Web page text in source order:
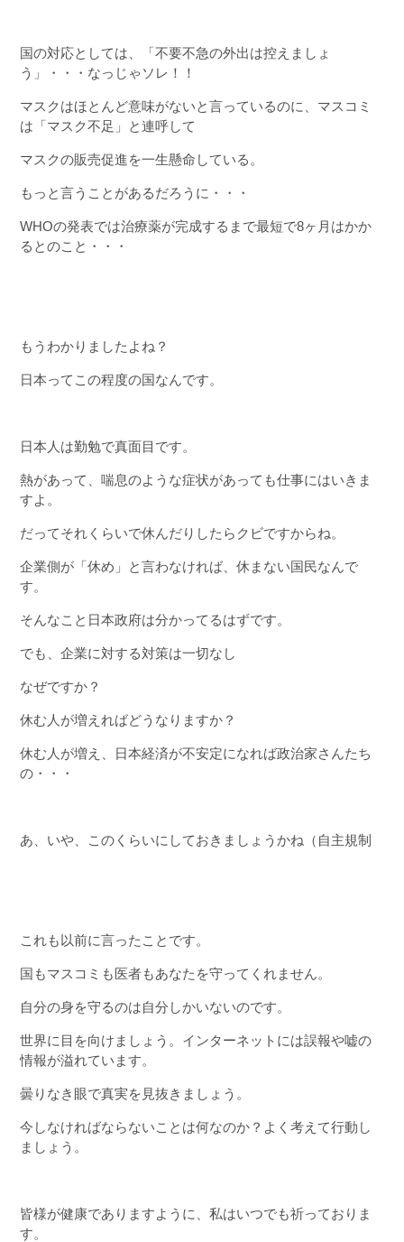
国の対応としては、「不要不急の外出は控えましょ
う」・・・なっじゃソレ！！
マスクはほとんど意味がないと言っているのに、マスコミ
は「マスク不足」と連呼して
マスクの販売促進を一生懸命している。
もっと言うことがあるだろうに・・・
WHOの発表では治療薬が完成するまで最短で8ヶ月はかか
るとのこと・・・
もうわかりましたよね？
日本ってこの程度の国なんです。
日本人は勤勉で真面目です。
熱があって、喘息のような症状があっても仕事にはいきま
すよ。
だってそれくらいで休んだりしたらクビですからね。
企業側が「休め」と言わなければ、休まない国民なんで
す。
そんなこと日本政府は分かってるはずです。
でも、企業に対する対策は一切なし
なぜですか？
休む人が増えればどうなりますか？
休む人が増え、日本経済が不安定になれば政治家さんたち
の・・・
あ、いや、このくらいにしておきましょうかね（自主規制
これも以前に言ったことです。
国もマスコミも医者もあなたを守ってくれません。
自分の身を守るのは自分しかいないのです。
世界に目を向けましょう。インターネットには誤報や嘘の
情報が溢れています。
曇りなき眼で真実を見抜きましょう。
今しなければならないことは何なのか？よく考えて行動し
ましょう。
皆様が健康でありますように、私はいつでも祈っておりま
す。